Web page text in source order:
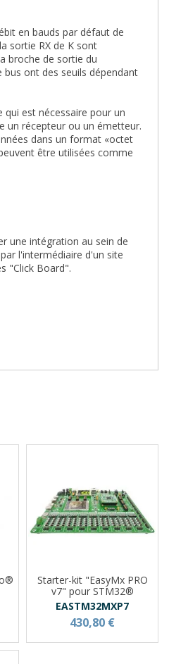
en bauds par défaut de
sortie RX de K sont
broche de sortie du
ont des seuils dépendant
est nécessaire pour un
un récepteur ou un émetteur.
dans un format «octet
être utilisées comme
une intégration au sein de
l'intermédiaire d'un site
"Click Board".
Starter-kit "EasyMx PRO
v7" pour STM32®
EASTM32MXP7
430,80 €